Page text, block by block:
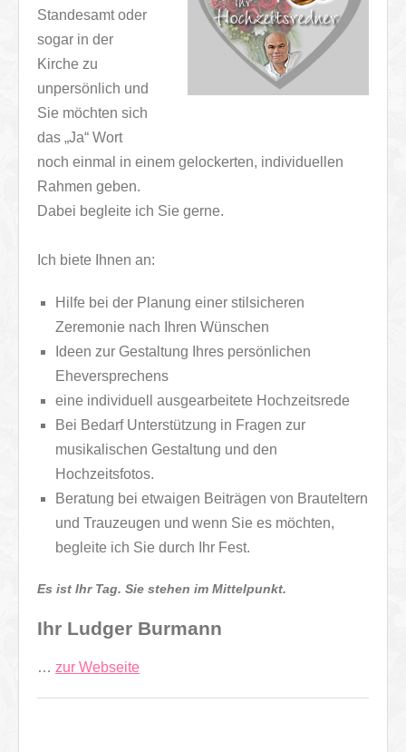
Standesamt oder
sogar in der
Kirche zu
unpersönlich und
Sie möchten sich
das „Ja“ Wort
noch einmal in einem gelockerten, individuellen
Rahmen geben.
Dabei begleite ich Sie gerne.
Ich biete Ihnen an:
Hilfe bei der Planung einer stilsicheren
Zeremonie nach Ihren Wünschen
Ideen zur Gestaltung Ihres persönlichen
Eheversprechens
eine individuell ausgearbeitete Hochzeitsrede
Bei Bedarf Unterstützung in Fragen zur
musikalischen Gestaltung und den
Hochzeitsfotos.
Beratung bei etwaigen Beiträgen von Brauteltern
und Trauzeugen und wenn Sie es möchten,
begleite ich Sie durch Ihr Fest.
Es ist Ihr Tag. Sie stehen im Mittelpunkt.
Ihr Ludger Burmann
… zur Webseite